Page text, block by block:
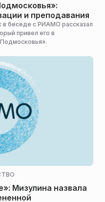
и преподавания
беседе с РИАМО рассказал
привел его в
Мизулина назвала